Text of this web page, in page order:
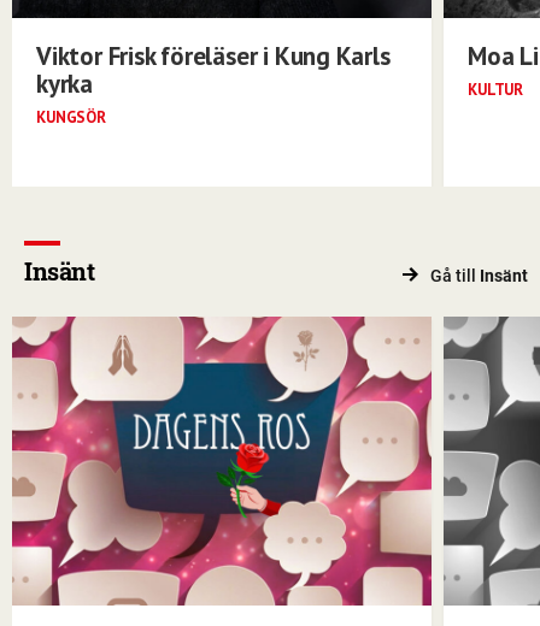
Viktor Frisk föreläser i Kung Karls
kyrka
KUNGSÖR
Moa
KULTUR
Insänt Gå till Insänt